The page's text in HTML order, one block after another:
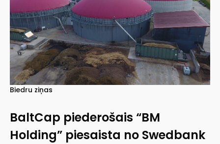
Biedru ziņas
BaltCap piederošais “BM
Holding” piesaista no Swedbank